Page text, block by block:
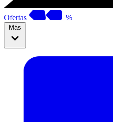
Ofertas %
Más